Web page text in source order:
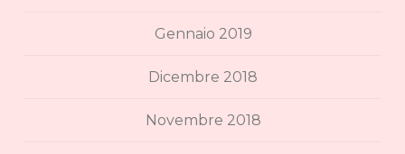
Gennaio 2019
Dicembre 2018
Novembre 2018